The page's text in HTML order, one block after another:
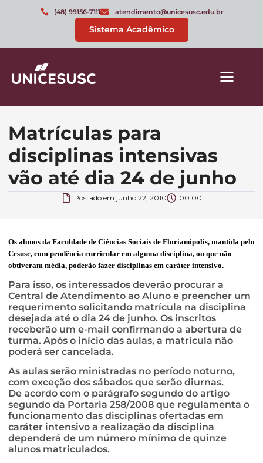
(48) 99156-7111 atendimento@unicesusc.edu.br
Sistema Acadêmico
Matrículas para
disciplinas intensivas
vão até dia 24 de junho
Postado em junho 22, 2010 00:00
Os alunos da Faculdade de Ciências Sociais de Florianópolis, mantida pelo
Cesusc, com pendência curricular em alguma disciplina, ou que não
obtiveram média, poderão fazer disciplinas em caráter intensivo.
Para isso, os interessados deverão procurar a
Central de Atendimento ao Aluno e preencher um
requerimento solicitando matrícula na disciplina
desejada até o dia 24 de junho. Os inscritos
receberão um e-mail confirmando a abertura de
turma. Após o início das aulas, a matrícula não
poderá ser cancelada.
As aulas serão ministradas no período noturno,
com exceção dos sábados que serão diurnas.
De acordo com o parágrafo segundo do artigo
segundo da Portaria 258/2008 que regulamenta o
funcionamento das disciplinas ofertadas em
caráter intensivo a realização da disciplina
dependerá de um número mínimo de quinze
alunos matriculados.